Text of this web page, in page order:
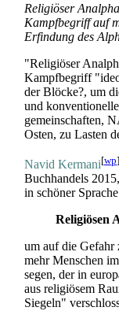
Religiöser
Kampfbegriff auf
Erfindung des
"Religiöser
Kampfbegriff
der Blöcke?, um
und
gemein­schaften,
Osten, zu Lasten
Navid Kermani[wp]
Buchhandels
in schöner
Religiösen
um auf die Gefahr
mehr Menschen
segen, der in
aus religiösem
Siegeln"